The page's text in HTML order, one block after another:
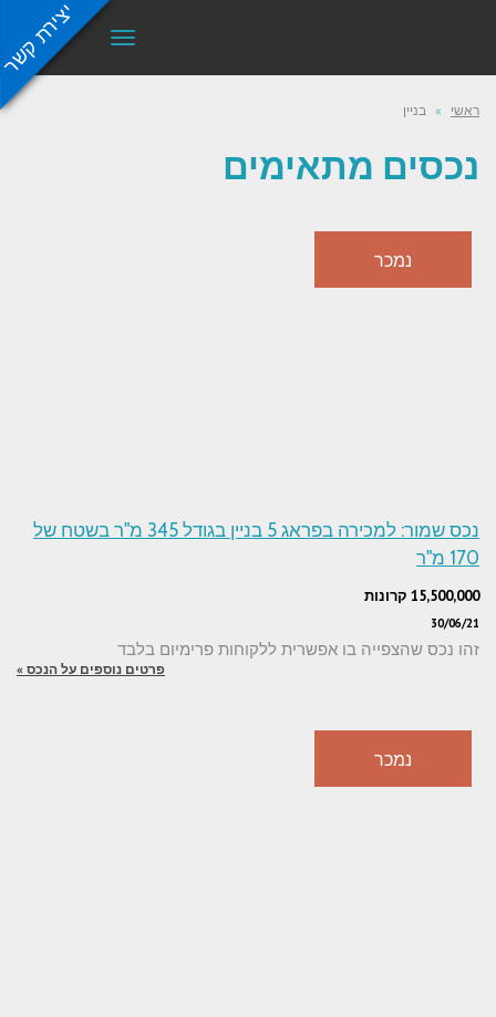
תפריט
ראשי » בניין
נכסים מתאימים
נמכר
נכס שמור: למכירה בפראג 5 בניין בגודל 345 מ"ר בשטח של
170 מ"ר
15,500,000 קרונות
30/06/21
זהו נכס שהצפייה בו אפשרית ללקוחות פרימיום בלבד
פרטים נוספים על הנכס »
נמכר
יצירת קשר